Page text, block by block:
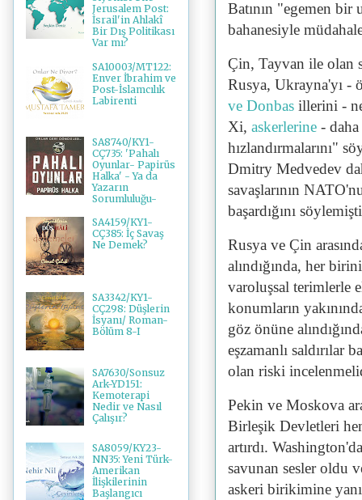
Batının "egemen
bahanesiyle
Çin, Tayvan ile olan
Rusya, Ukrayna'yı -
ve Donbas illerini -
Xi, askerlerine - daha
hızlandırmalarını"
Dmitry Medvedev
savaşlarının
başardığını
Rusya ve Çin
alındığında, her
varoluşsal terimlerle
konumların
göz önüne
eşzamanlı saldırılar
olan riski
Pekin ve Moskova
Birleşik Devletleri
artırdı.
savunan sesler oldu
askeri birikimine
Jerusalem Post:
İsrail'in Ahlakî
Bir Dış Politikası
Var mı?
SA10003/MT122:
Enver İbrahim ve
Post-İslamcılık
Labirenti
SA8740/KY1-
CÇ735: 'Pahalı
Oyunlar- Papirüs
Halka' - Ya da
Yazarın
Sorumluluğu-
SA4159/KY1-
CÇ385: İç Savaş
Ne Demek?
SA3342/KY1-
CÇ298: Düşlerin
İsyanı/ Roman-
Bölüm 8-I
SA7630/Sonsuz
Ark-YD151:
Kemoterapi
Nedir ve Nasıl
Çalışır?
SA8059/KY23-
NN35: Yeni Türk-
Amerikan
İlişkilerinin
Başlangıcı